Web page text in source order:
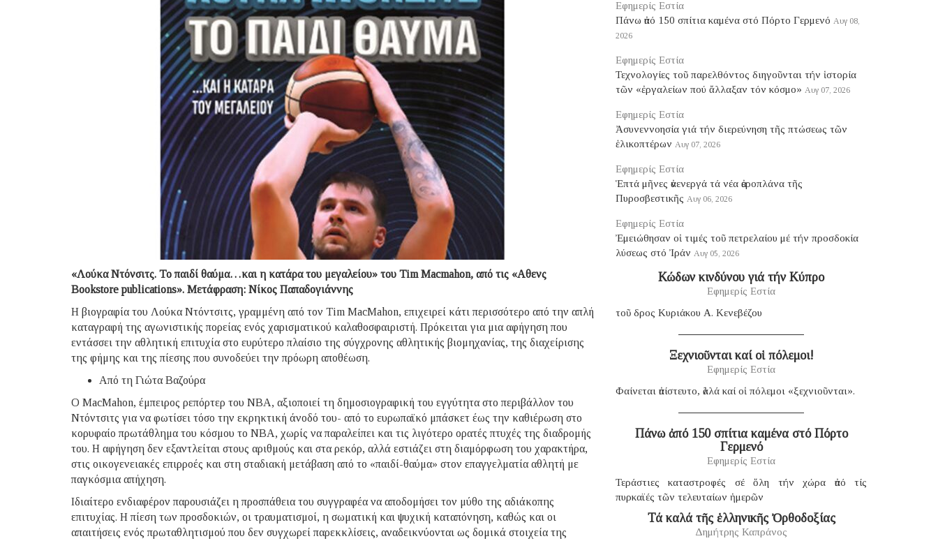
«Λούκα Ντόνσιτς. Το παιδί θαύμα…και η κατάρα του μεγαλείου» του Tim Macmahon, από τις «Αθενς
Bookstore publications». Μετάφραση: Νίκος Παπαδογιάννης
Η βιογραφία του Λούκα Ντόντσιτς, γραμμένη από τον Tim MacMahon, επιχειρεί κάτι περισσότερο από την απλή
καταγραφή της αγωνιστικής πορείας ενός χαρισματικού καλαθοσφαιριστή. Πρόκειται για μια αφήγηση που
εντάσσει την αθλητική επιτυχία στο ευρύτερο πλαίσιο της σύγχρονης αθλητικής βιομηχανίας, της διαχείρισης
της φήμης και της πίεσης που συνοδεύει την πρόωρη αποθέωση.
Από τη Γιώτα Βαζούρα
Ο MacMahon, έμπειρος ρεπόρτερ του NBA, αξιοποιεί τη δημοσιογραφική του εγγύτητα στο περιβάλλον του
Ντόντσιτς για να φωτίσει τόσο την εκρηκτική άνοδό του- από το ευρωπαϊκό μπάσκετ έως την καθιέρωση στο
κορυφαίο πρωτάθλημα του κόσμου το ΝΒΑ, χωρίς να παραλείπει και τις λιγότερο ορατές πτυχές της διαδρομής
του. Η αφήγηση δεν εξαντλείται στους αριθμούς και στα ρεκόρ, αλλά εστιάζει στη διαμόρφωση του χαρακτήρα,
στις οικογενειακές επιρροές και στη σταδιακή μετάβαση από το «παιδί-θαύμα» στον επαγγελματία αθλητή με
παγκόσμια απήχηση.
Ιδιαίτερο ενδιαφέρον παρουσιάζει η προσπάθεια του συγγραφέα να αποδομήσει τον μύθο της αδιάκοπης
επιτυχίας. Η πίεση των προσδοκιών, οι τραυματισμοί, η σωματική και ψυχική καταπόνηση, καθώς και οι
απαιτήσεις ενός πρωταθλητισμού που δεν συγχωρεί παρεκκλίσεις, αναδεικνύονται ως δομικά στοιχεία της
Εφημερίς Εστία
Πάνω ἀπό 150 σπίτια καμένα στό Πόρτο Γερμενό Αυγ 08,
2026
Εφημερίς Εστία
Τεχνολογίες τοῦ παρελθόντος διηγοῦνται τήν ἱστορία
τῶν «ἐργαλείων πού ἄλλαξαν τόν κόσμο» Αυγ 07, 2026
Εφημερίς Εστία
Ἀσυνεννοησία γιά τήν διερεύνηση τῆς πτώσεως τῶν
ἑλικοπτέρων Αυγ 07, 2026
Εφημερίς Εστία
Ἑπτά μῆνες ἀνενεργά τά νέα ἀεροπλάνα τῆς
Πυροσβεστικῆς Αυγ 06, 2026
Εφημερίς Εστία
Ἐμειώθησαν οἱ τιμές τοῦ πετρελαίου μέ τήν προσδοκία
λύσεως στό Ἰράν Αυγ 05, 2026
Κώδων κινδύνου γιά τήν Κύπρο
Εφημερίς Εστία
τοῦ δρος Κυριάκου Α. Κενεβέζου
Ξεχνιοῦνται καί οἱ πόλεμοι!
Εφημερίς Εστία
Φαίνεται ἀπίστευτο, ἀλλά καί οἱ πόλεμοι «ξεχνιοῦνται».
Πάνω ἀπό 150 σπίτια καμένα στό Πόρτο
Γερμενό
Εφημερίς Εστία
Τεράστιες καταστροφές σέ ὅλη τήν χώρα ἀπό τίς
πυρκαϊές τῶν τελευταίων ἡμερῶν
Τά καλά τῆς ἑλληνικῆς Ὀρθοδοξίας
Δημήτρης Καπράνος